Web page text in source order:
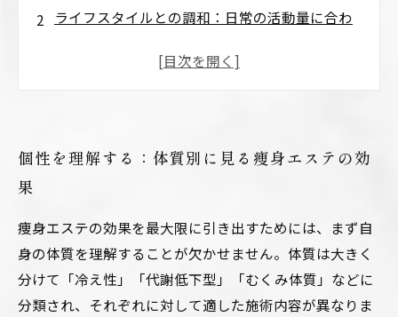
ライフスタイルとの調和：日常の活動量に合わ
多様な施術方法の紹介：最新技術とその特徴
方と相談のポイント
個性を理解する：体質別に見る痩身エステの効
果
痩身エステの効果を最大限に引き出すためには、まず自
身の体質を理解することが欠かせません。体質は大きく
分けて「冷え性」「代謝低下型」「むくみ体質」などに
分類され、それぞれに対して適した施術内容が異なりま